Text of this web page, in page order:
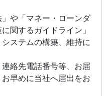
や「マネー・ローンダ
関するガイドライン」
ステムの構築、維持に
絡先電話番号等、お届
早めに当社へ届出をお